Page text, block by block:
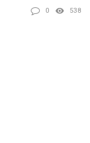
0 538